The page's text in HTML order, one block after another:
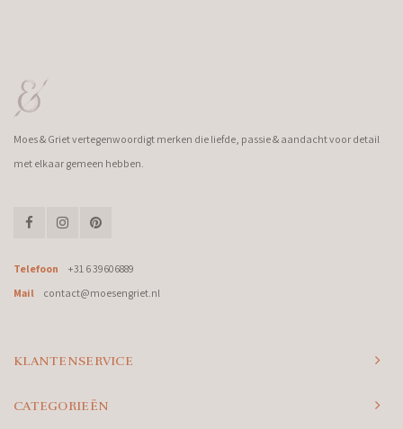
Moes & Griet vertegenwoordigt merken die liefde, passie & aandacht voor detail
met elkaar gemeen hebben.
Telefoon
+31 6 39606889
Mail
contact@moesengriet.nl
KLANTENSERVICE
CATEGORIEËN